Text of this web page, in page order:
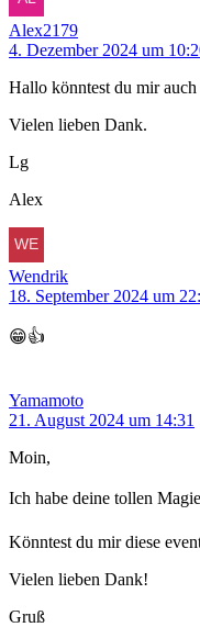
Alex2179
4. Dezember 2024 um
Hallo könntest du mir
Vielen lieben Dank.
Lg
Alex
Wendrik
18. September 2024 um
😁👍
Yamamoto
21. August 2024 um 14:31
Moin,
Ich habe deine tollen
Könntest du mir diese
Vielen lieben Dank!
Gruß